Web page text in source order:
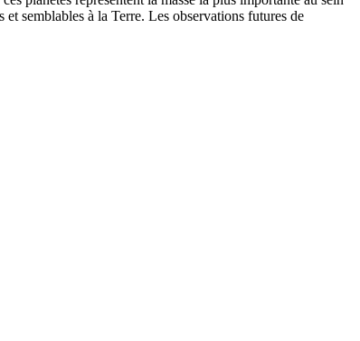
semblables à la Terre. Les observations futures de